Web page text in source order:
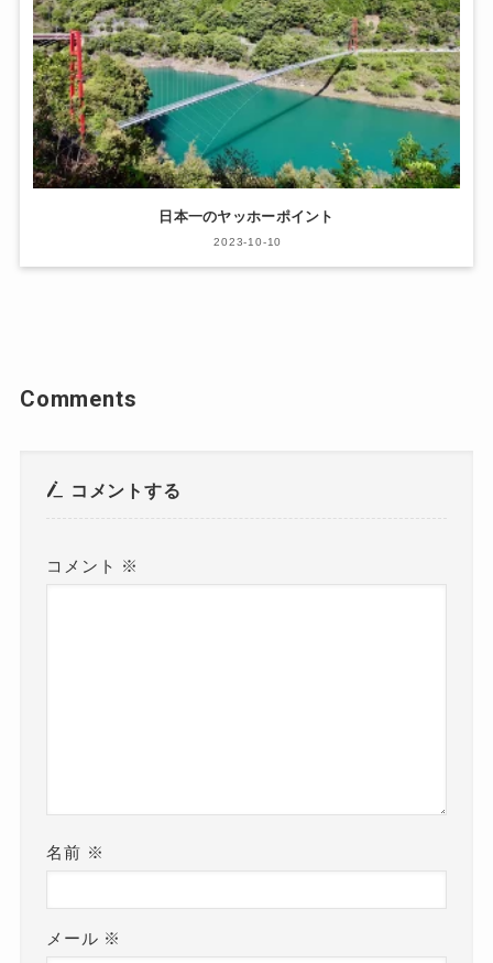
日本一のヤッホーポイント
2023-10-10
Comments
コメントする
コメント ※
名前 ※
メール ※